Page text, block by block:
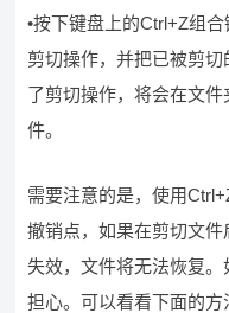
•按下键盘上的Ctrl+Z组
剪切操作，并把已被剪
了剪切操作，将会在文
件。
需要注意的是，使用
撤销点，如果在剪切文
失效，文件将无法恢复
担心。可以看看下面的方